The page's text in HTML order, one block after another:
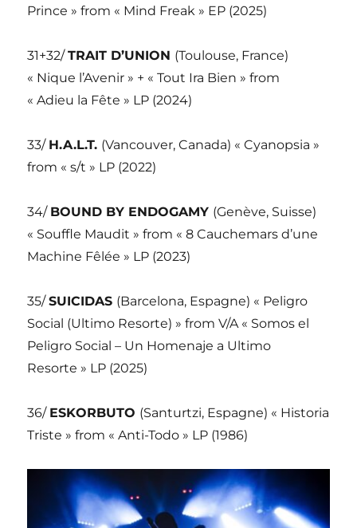
Prince » from « Mind Freak » EP (2025)
31+32/TRAIT D’UNION (Toulouse, France)
« Nique l’Avenir » + « Tout Ira Bien » from
« Adieu la Fête » LP (2024)
33/ H.A.L.T. (Vancouver, Canada) « Cyanopsia »
from « s/t » LP (2022)
34/ BOUND BY ENDOGAMY (Genève, Suisse)
« Souffle Maudit » from « 8 Cauchemars d’une
Machine Fêlée » LP (2023)
35/SUICIDAS (Barcelona, Espagne) « Peligro
Social (Ultimo Resorte) » from V/A « Somos el
Peligro Social – Un Homenaje a Ultimo
Resorte » LP (2025)
36/ ESKORBUTO (Santurtzi, Espagne) « Historia
Triste » from « Anti-Todo » LP (1986)